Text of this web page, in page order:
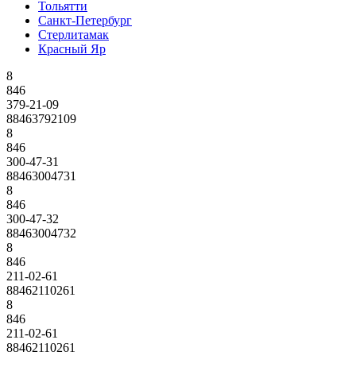
Тольятти
Санкт-Петербург
Стерлитамак
Красный Яр
8
846
379-21-09
88463792109
8
846
300-47-31
88463004731
8
846
300-47-32
88463004732
8
846
211-02-61
88462110261
8
846
211-02-61
88462110261